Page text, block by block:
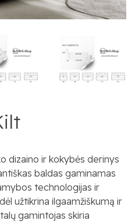
dizaino ir kokybės derinys
baldas gaminamas
technologijas ir
užtikrina ilgaamžiškumą ir
gamintojas skiria